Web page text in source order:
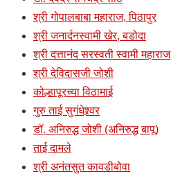
श्री गोपालबाबा महाराज, पिठापुर
श्री जनार्दनस्वामी खेर, बडोदा
श्री दत्तानंद सरस्वती स्वामी महाराज
श्री देविदासजी जोशी
कोल्हापूरच्या विठामाई
गुरु ताई सुगंधेश्र्वर
डॉ. अनिरुद्ध जोशी (अनिरुद्ध बापू)
ताई दामले
श्री अनंतसुत कावडीबोवा